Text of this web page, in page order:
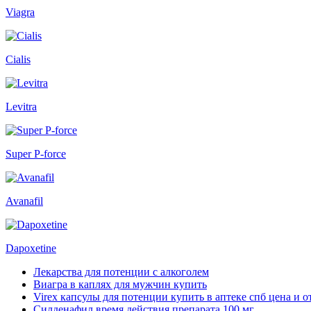
Viagra
Cialis
Levitra
Super P-force
Avanafil
Dapoxetine
Лекарства для потенции с алкоголем
Виагра в каплях для мужчин купить
Virex капсулы для потенции купить в аптеке спб цена и